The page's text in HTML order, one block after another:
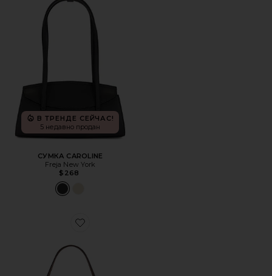
В ТРЕНДЕ СЕЙЧАС!
5 недавно продан
СУМКА CAROLINE
Freja New York
$268
Favorite СУМКА НА ПЛЕЧО CHELSEA